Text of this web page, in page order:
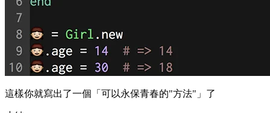
這樣你就寫出了一個「可以永保青春的"方法"」了